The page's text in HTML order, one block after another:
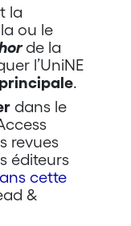
la
ou le
de la
l’UniNE
.
dans le
revues
éditeurs
cette
&